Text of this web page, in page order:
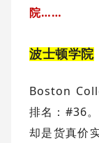
院……
波士顿学院
Boston
排名：#36
却是货真价